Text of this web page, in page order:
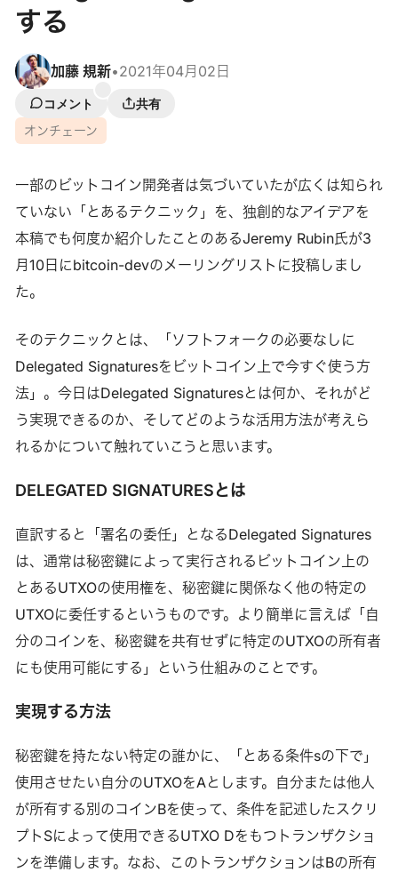
する
加藤 規新•2021年04月02日
コメント
共有
オンチェーン
一部のビットコイン開発者は気づいていたが広くは知られ
ていない「とあるテクニック」を、独創的なアイデアを
本稿でも何度か紹介したことのあるJeremy Rubin氏が3
月10日にbitcoin-devのメーリングリストに投稿しまし
た。
そのテクニックとは、「ソフトフォークの必要なしに
Delegated Signaturesをビットコイン上で今すぐ使う方
法」。今日はDelegated Signaturesとは何か、それがど
う実現できるのか、そしてどのような活用方法が考えら
れるかについて触れていこうと思います。
DELEGATED SIGNATURESとは
直訳すると「署名の委任」となるDelegated Signatures
は、通常は秘密鍵によって実行されるビットコイン上の
とあるUTXOの使用権を、秘密鍵に関係なく他の特定の
UTXOに委任するというものです。より簡単に言えば「自
分のコインを、秘密鍵を共有せずに特定のUTXOの所有者
にも使用可能にする」という仕組みのことです。
実現する方法
秘密鍵を持たない特定の誰かに、「とある条件sの下で」
使用させたい自分のUTXOをAとします。自分または他人
が所有する別のコインBを使って、条件を記述したスクリ
プトSによって使用できるUTXO Dをもつトランザクショ
ンを準備します。なお、このトランザクションはBの所有